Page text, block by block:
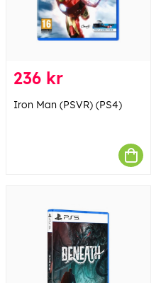
236 kr
Iron Man (PSVR) (PS4)